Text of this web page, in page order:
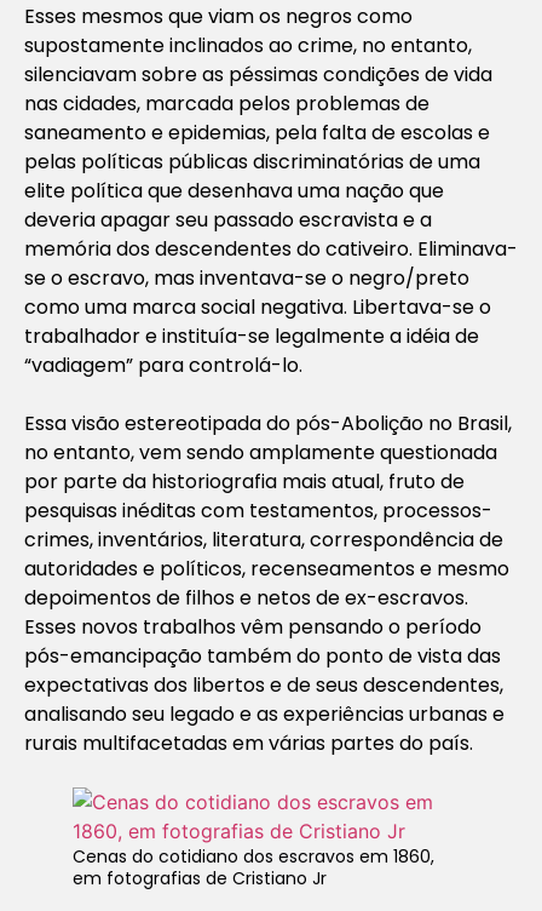
Esses mesmos que viam os negros como
supostamente inclinados ao crime, no entanto,
silenciavam sobre as péssimas condições de vida
nas cidades, marcada pelos problemas de
saneamento e epidemias, pela falta de escolas e
pelas políticas públicas discriminatórias de uma
elite política que desenhava uma nação que
deveria apagar seu passado escravista e a
memória dos descendentes do cativeiro. Eliminava-
se o escravo, mas inventava-se o negro/preto
como uma marca social negativa. Libertava-se o
trabalhador e instituía-se legalmente a idéia de
“vadiagem” para controlá-lo.
Essa visão estereotipada do pós-Abolição no Brasil,
no entanto, vem sendo amplamente questionada
por parte da historiografia mais atual, fruto de
pesquisas inéditas com testamentos, processos-
crimes, inventários, literatura, correspondência de
autoridades e políticos, recenseamentos e mesmo
depoimentos de filhos e netos de ex-escravos.
Esses novos trabalhos vêm pensando o período
pós-emancipação também do ponto de vista das
expectativas dos libertos e de seus descendentes,
analisando seu legado e as experiências urbanas e
rurais multifacetadas em várias partes do país.
Cenas do cotidiano dos escravos em 1860,
em fotografias de Cristiano Jr